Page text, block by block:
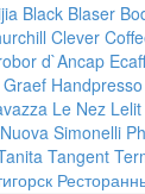
Black Blaser
Clever
d`Ancap
Graef Handpresso
Le Nez Lelit
Nuova Simonelli
Tangent